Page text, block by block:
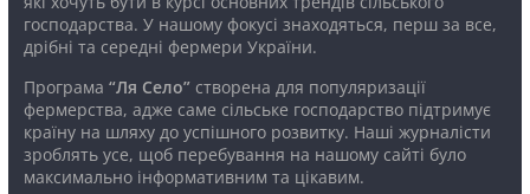
господарства. У нашому фокусі знаходяться, перш за все,
дрібні та середні фермери України.
Програма “Ля Село”створена для популяризації
фермерства, адже саме сільське господарство підтримує
країну на шляху до успішного розвитку. Наші журналісти
зроблять усе, щоб перебування на нашому сайті було
максимально інформативним та цікавим.